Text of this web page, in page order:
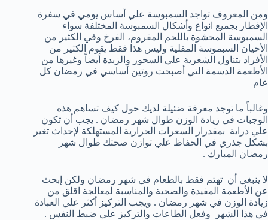
ومن المعروف تواجد السمبوسة علي أساس يومي في سفرة
الإفطار بجميع انواع وأشكال السمبوسة المختلفة سواء
السمبوسة المحشوة باللحم المفروم، الفرخ وفي الكثير من
الأحيان السبموسة المقلية وليس هذا فقط يقوم الكثير من
الأفراد بتناول الشعرية علي السحور والزبدة أيضاً وغيرها من
الأطعمة الدسمة التي أصبحت روتين أساسي في رمضان كل
عام
وغالباً ما توجد معرفة ضئيلة لديك حول كيف تساهم هذه
الوجبات في زيادة الوزن طوال شهر رمضان . يجب أن تكون
علي دراية بمقدرار السعرات الحرارية المستهلكة لإحداث تغير
بشكل جذري في الحفاظ علي توازن صحتك طوال شهر
رمضان المبارك .
لا ينبغي أن تهتم فقط بالطعام في شهر رمضان ولكن إبحث
عن الأطعمة المفيدة والصحية والمناسبة لمعالجة اقلق من
زيادة الوزن في شهر رمضان . ويجب التركيز أكثر علي العبادة
في هذا الشهر وفعل الطاعات والتركيز علي ضبط النفس .